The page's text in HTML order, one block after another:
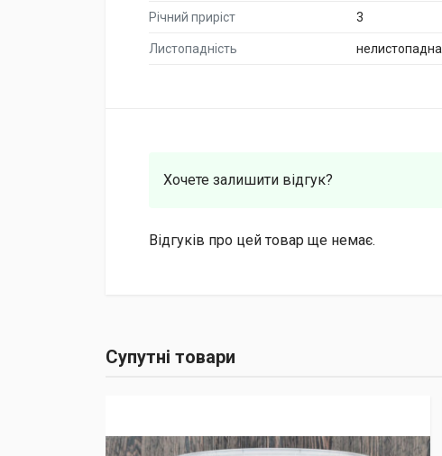
Річний приріст 3
Листопадність нелистопадна
Хочете залишити відгук?
Відгуків про цей товар ще немає.
Супутні товари